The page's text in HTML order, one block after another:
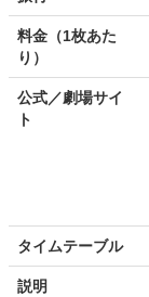
料金（1枚あた
り）
公式／劇場サイ
ト
タイムテーブル
説明